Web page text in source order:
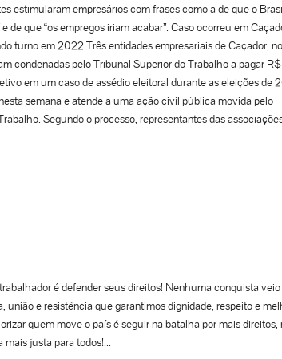
estimularam empresários com frases como a de que o
de que “os empregos iriam acabar”. Caso ocorreu em
turno em 2022 Três entidades empresariais de Caçador,
condenadas pelo Tribunal Superior do Trabalho a pagar
em um caso de assédio eleitoral durante as eleições de
semana e atende a uma ação civil pública movida pelo
Segundo o processo, representantes das
Militar. Durante a reunião, teriam sido defendidas
que o país “viraria uma Venezuela” e de que empregos
da oposição, Luiz Inácio Lula da Silva, vencesse a
apresentada aos empresários consistia em criar um
eventual vitória da oposição a “fome” e “anarquia”, além
trabalhadores pelas consequências econômicas caso não
é defender seus direitos! Nenhuma conquista
união e resistência que garantimos dignidade, respeito e
quem move o país é seguir na batalha por mais direitos,
justa para todos!...